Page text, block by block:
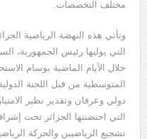
مختلف التخصصات
وتأتي هذه النهضة الرياضية
التي يوليها رئيس الجمهورية،
خلال الأيام الماضية بوسام
المتوسطية من قبل اللجنة
دولي وعرفان وتقدير نظير
التي احتضنتها الجزائر تحت
تشجيع الرياضيين والحركة